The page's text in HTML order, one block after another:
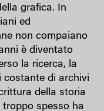
grafica. In
ed
non compaiano
è diventato
la ricerca, la
costante di archivi
della storia
spesso ha